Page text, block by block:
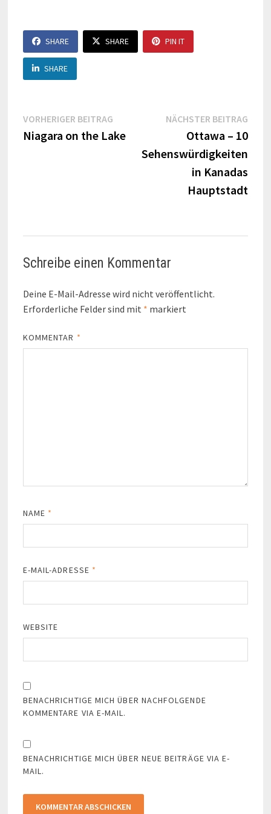
SHARE SHARE PIN IT
SHARE
Beitragsnavigation
VORHERIGER BEITRAGVorheriger
Beitrag:
Niagara on the Lake
NÄCHSTER BEITRAG
Ottawa – 10
Sehenswürdigkeiten
in Kanadas
Hauptstadt
Schreibe einen Kommentar
Deine E-Mail-Adresse wird nicht veröffentlicht.
Erforderliche Felder sind mit * markiert
KOMMENTAR *
NAME *
E-MAIL-ADRESSE *
WEBSITE
BENACHRICHTIGE MICH ÜBER NACHFOLGENDE
KOMMENTARE VIA E-MAIL.
BENACHRICHTIGE MICH ÜBER NEUE BEITRÄGE VIA E-
MAIL.